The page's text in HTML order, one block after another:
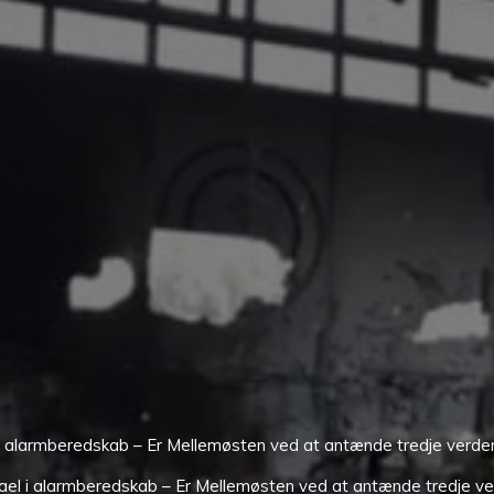
alarmberedskab – Er Mellemøsten ved at antænde tredje
i alarmberedskab – Er Mellemøsten ved at antænde tredje